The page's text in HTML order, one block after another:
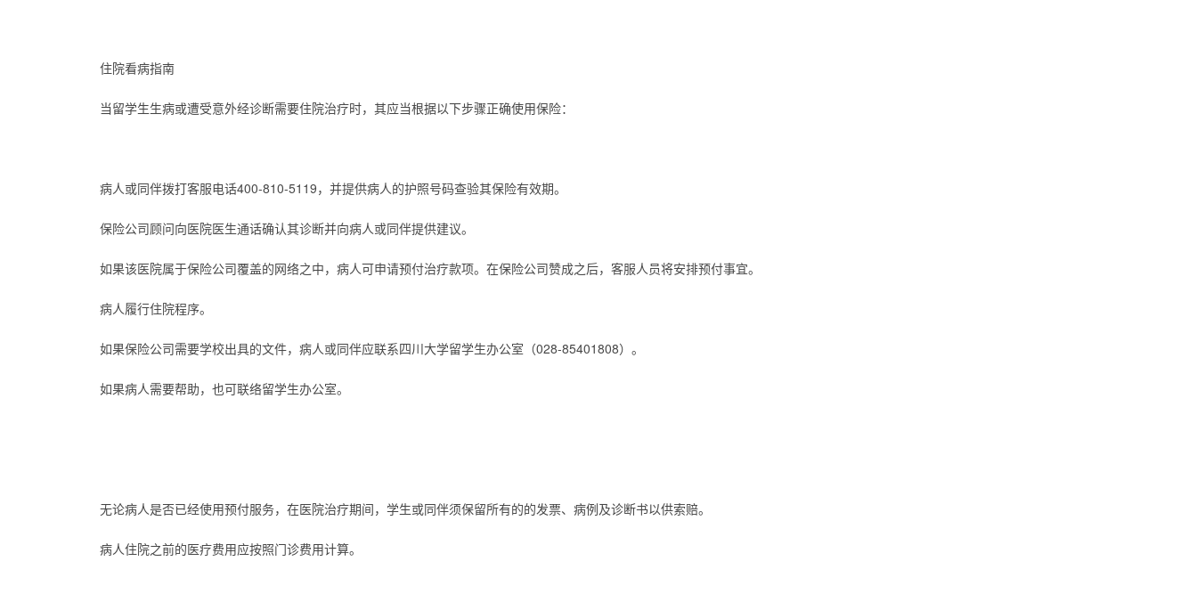
住院看病指南
当留学生生病或遭受意外经诊断需要住院治疗时，其应当根据以下步骤正确使用保险：
病人或同伴拨打客服电话400-810-5119，并提供病人的护照号码查验其保险有效期。
保险公司顾问向医院医生通话确认其诊断并向病人或同伴提供建议。
如果该医院属于保险公司覆盖的网络之中，病人可申请预付治疗款项。在保险公司赞成之后，客服人员将安排预付事宜。
病人履行住院程序。
如果保险公司需要学校出具的文件，病人或同伴应联系四川大学留学生办公室（028-85401808）。
如果病人需要帮助，也可联络留学生办公室。
无论病人是否已经使用预付服务，在医院治疗期间，学生或同伴须保留所有的的发票、病例及诊断书以供索赔。
病人住院之前的医疗费用应按照门诊费用计算。